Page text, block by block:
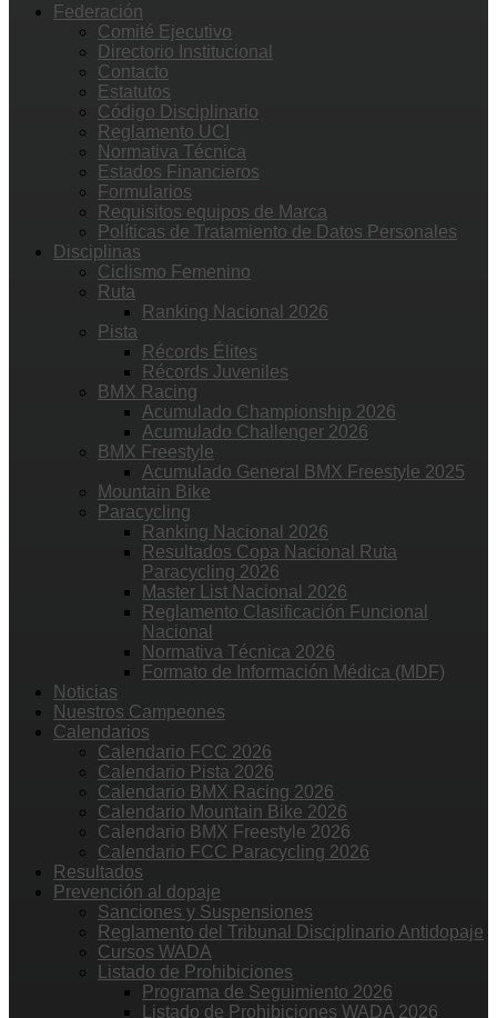
Federación
Comité Ejecutivo
Directorio Institucional
Contacto
Estatutos
Código Disciplinario
Reglamento UCI
Normativa Técnica
Estados Financieros
Formularios
Requisitos equipos de Marca
Políticas de Tratamiento de Datos Personales
Disciplinas
Ciclismo Femenino
Ruta
Ranking Nacional 2026
Pista
Récords Élites
Récords Juveniles
BMX Racing
Acumulado Championship 2026
Acumulado Challenger 2026
BMX Freestyle
Acumulado General BMX Freestyle 2025
Mountain Bike
Paracycling
Ranking Nacional 2026
Resultados Copa Nacional Ruta
Paracycling 2026
Master List Nacional 2026
Reglamento Clasificación Funcional
Nacional
Normativa Técnica 2026
Formato de Información Médica (MDF)
Noticias
Nuestros Campeones
Calendarios
Calendario FCC 2026
Calendario Pista 2026
Calendario BMX Racing 2026
Calendario Mountain Bike 2026
Calendario BMX Freestyle 2026
Calendario FCC Paracycling 2026
Resultados
Prevención al dopaje
Sanciones y Suspensiones
Reglamento del Tribunal Disciplinario Antidopaje
Cursos WADA
Listado de Prohibiciones
Programa de Seguimiento 2026
Listado de Prohibiciones WADA 2026